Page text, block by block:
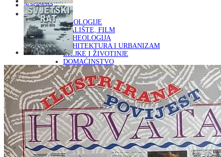
Naslovna
KNJIGE
OD ARHEOLOGIJE
DO KAZALIŠTE, FILM
ARHEOLOGIJA
ARHITEKTURA I URBANIZAM
BILJKE I ŽIVOTINJE
DOMAĆINSTVO
ENCIKLOPEDIJE I LEKSIKONI
ETNOLOGIJA
FILOZOFIJA, SOCIOLOGIJA, ANTROPOLOGIJA
FOTOGRAFIJA
GLAZBENA UMJETNOST
KAZALIŠTE, FILM
OD KNJIŽEVNOST
DO RELIGIJA
KNJIŽEVNOST
LIKOVNA UMJETNOST
LJEKOVITO BILJE I ZDRAVLJE